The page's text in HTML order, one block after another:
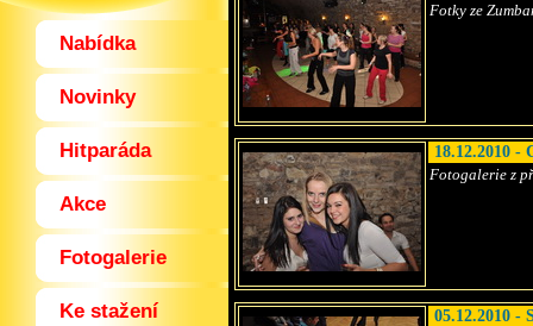
Nabídka
Novinky
Hitparáda
Akce
Fotogalerie
Ke stažení
Fotky ze
18.12.2010 -
Fotogalerie z
05.12.2010 -